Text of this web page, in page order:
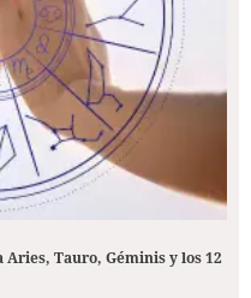
Tauro, Géminis y los 12